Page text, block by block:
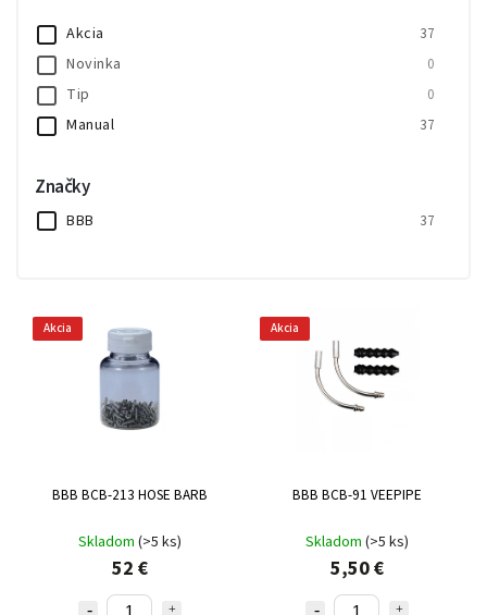
Akcia 37
Novinka 0
Tip 0
Manual 37
Značky
BBB 37
Akcia
BBB BCB-213 HOSE BARB
Skladom (>5 ks)
52 €
Akcia
BBB BCB-91 VEEPIPE
Skladom (>5 ks)
5,50 €